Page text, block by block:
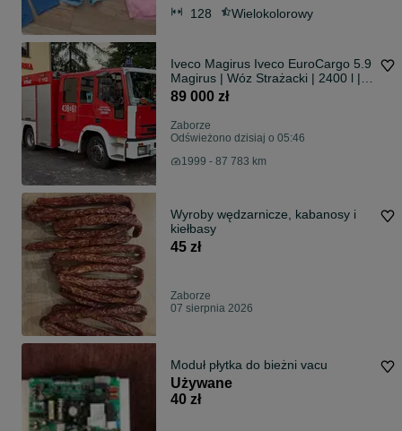
128 Wielokolorowy
Iveco Magirus Iveco EuroCargo 5.9
Magirus | Wóz Strażacki | 2400 l |
Autopompa 2400/
89 000 zł
Zaborze
Odświeżono dzisiaj o 05:46
1999 - 87 783 km
Wyroby wędzarnicze, kabanosy i
kiełbasy
45 zł
Zaborze
07 sierpnia 2026
Moduł płytka do bieżni vacu
Używane
40 zł